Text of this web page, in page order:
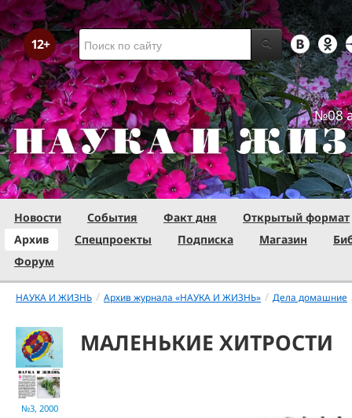
№08
Новости События Факт дня
Открытый формат
Архив
Спецпроекты Подписка Магазин
Форум
НАУКА И ЖИЗНЬ / Архив журнала «НАУКА И ЖИЗНЬ» / Дела домашние
№3, 2000
МАЛЕНЬКИЕ ХИТРОСТИ